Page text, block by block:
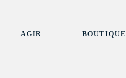
AGIR BOUTIQUE